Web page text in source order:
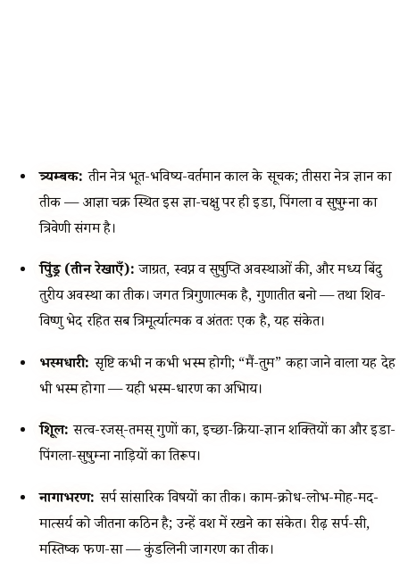
त्र्यम्बक:तीन नेत्र भूत-भविष्य-वर्तमान काल के सूचक; तीसरा नेत्र ज्ञान का
प्रतीक — आज्ञा चक्र स्थित इस प्रज्ञा-चक्षु पर ही इडा, पिंगला व सुषुम्ना का
त्रिवेणी संगम है।
त्रिपुंड्र (तीन रेखाएँ):जाग्रत, स्वप्न व सुषुप्ति अवस्थाओं की, और मध्य बिंदु
तुरीय अवस्था का प्रतीक। जगत त्रिगुणात्मक है, गुणातीत बनो — तथा शिव-
विष्णु भेद रहित सब त्रिमूर्त्यात्मक व अंततः एक है, यह संकेत।
भस्मधारी:सृष्टि कभी न कभी भस्म होगी; “मैं-तुम” कहा जाने वाला यह देह
भी भस्म होगा — यही भस्म-धारण का अभिप्राय।
त्रिशूल:सत्व-रजस्-तमस् गुणों का, इच्छा-क्रिया-ज्ञान शक्तियों का और इडा-
पिंगला-सुषुम्ना नाड़ियों का प्रतिरूप।
नागाभरण:सर्प सांसारिक विषयों का प्रतीक। काम-क्रोध-लोभ-मोह-मद-
मात्सर्य को जीतना कठिन है; उन्हें वश में रखने का संकेत। रीढ़ सर्प-सी,
मस्तिष्क फण-सा — कुंडलिनी जागरण का प्रतीक।